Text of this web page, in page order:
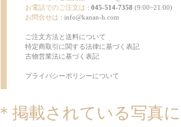
お電話でのご注文は : 045-514-7358 (9:00~21:00)
お問合せは : info@kanan-h.com
ご注文方法と送料について
特定商取引に関する法律に基づく表記
古物営業法に基づく表記
プライバシーポリシーについて
＊掲載されている写真